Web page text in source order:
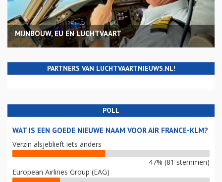
MIJNBOUW, EU EN LUCHTVAART
PARTNERS VAN LUCHTVAARTNIEUWS.NL!
POLL
WAT IS EEN GOEDE NIEUWE NAAM VOOR AIR FRANCE-KLM?
Verzin alsjeblieft iets anders
47% (81 stemmen)
European Airlines Group (EAG)